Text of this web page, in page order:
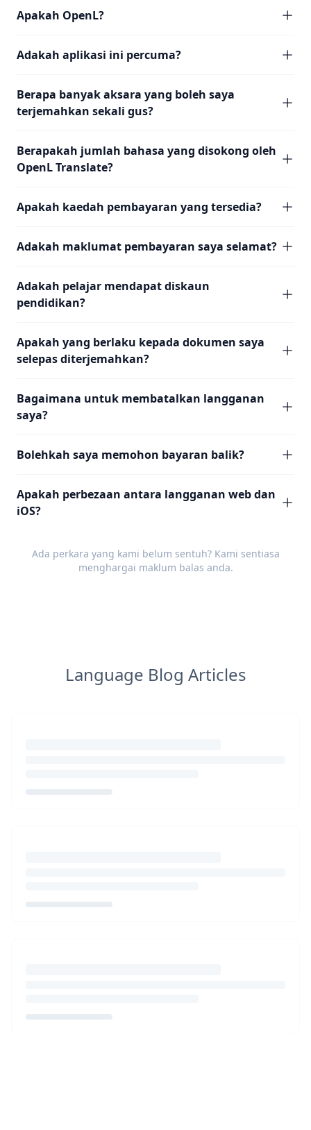
Apakah OpenL?
Adakah aplikasi ini percuma?
Berapa banyak aksara yang boleh saya
terjemahkan sekali gus?
Berapakah jumlah bahasa yang disokong oleh
OpenL Translate?
Apakah kaedah pembayaran yang tersedia?
Adakah maklumat pembayaran saya selamat?
Adakah pelajar mendapat diskaun
pendidikan?
Apakah yang berlaku kepada dokumen saya
selepas diterjemahkan?
Bagaimana untuk membatalkan langganan
saya?
Bolehkah saya memohon bayaran balik?
Apakah perbezaan antara langganan web dan
iOS?
Ada perkara yang kami belum sentuh? Kami sentiasa
menghargai maklum balas anda.
Language Blog Articles